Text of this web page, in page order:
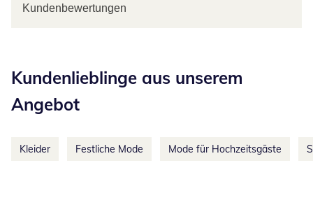
Kundenbewertungen
Kundenlieblinge aus unserem
Angebot
Kleider Festliche Mode Mode für Hochzeitsgäste